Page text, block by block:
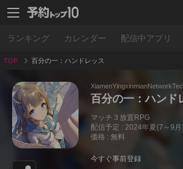
ランキング カレンダー 配信中アプリ
TOP 百分の一：ハンドレッス
百分の一：ハンド
マッチ３放置RPG
配信予定 : 2024年夏(7～9月)
価格 : 無料
今すぐ事前登録